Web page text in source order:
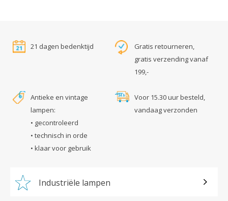
21 dagen bedenktijd
Gratis retourneren,
gratis verzending vanaf
199,-
Antieke en vintage
lampen:
• gecontroleerd
• technisch in orde
• klaar voor gebruik
Voor 15.30 uur besteld,
vandaag verzonden
Industriële lampen